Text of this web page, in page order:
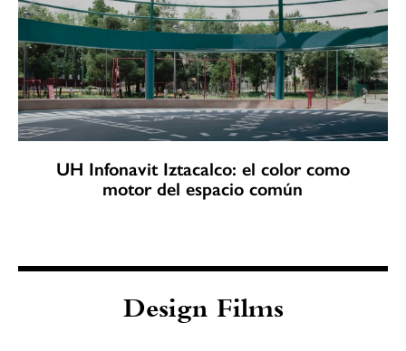
UH Infonavit Iztacalco: el color como
motor del espacio común
Design Films